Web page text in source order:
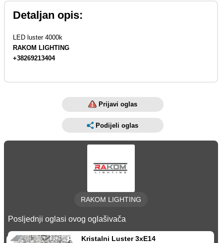
Detaljan opis:
LED luster 4000k
RAKOM LIGHTING
+38269213404
Prijavi oglas
Podijeli oglas
RAKOM LIGHTING
Posljednji oglasi ovog oglašivača
Kristalni Luster 3xE14